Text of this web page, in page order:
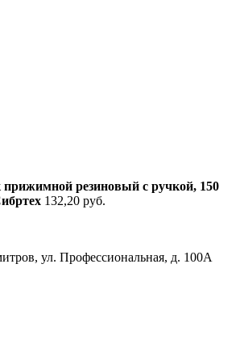
резиновый с ручкой, 150
132,20 руб.
ул. Профессиональная, д. 100А